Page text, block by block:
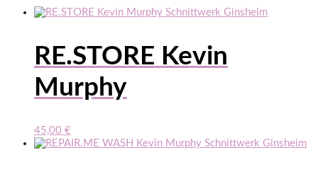
RE.STORE Kevin
Murphy
45,00 €